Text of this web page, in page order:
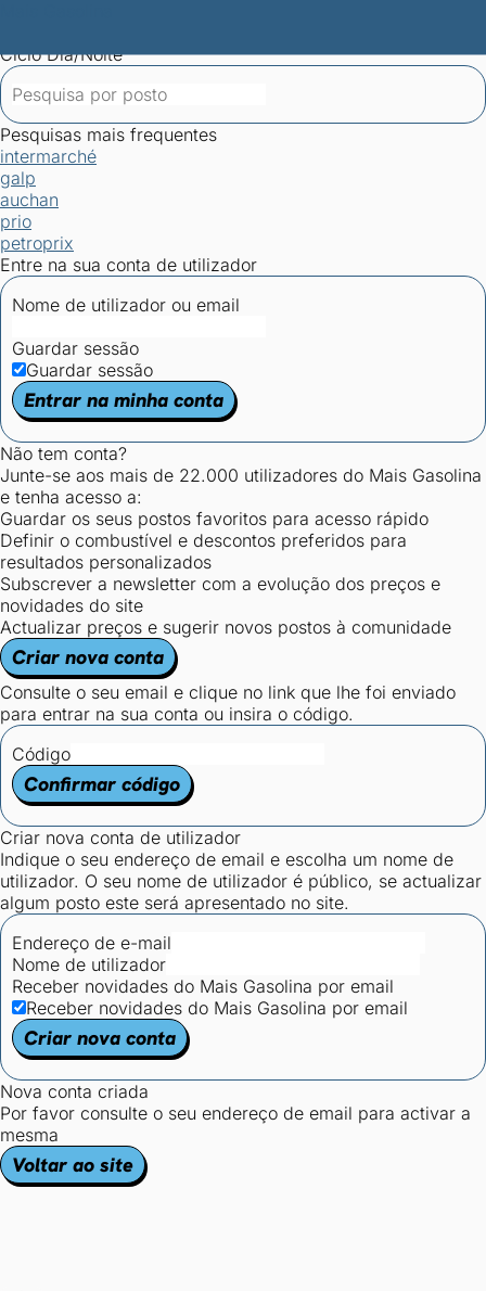
Ciclo Dia/Noite
Pesquisas mais frequentes
intermarché
galp
auchan
prio
petroprix
Entre na sua conta de utilizador
Nome de utilizador ou email
Guardar sessão
Guardar sessão
Entrar na minha conta
Não tem conta?
Junte-se aos mais de 22.000 utilizadores do Mais Gasolina
e tenha acesso a:
Guardar os seus postos favoritos para acesso rápido
Definir o combustível e descontos preferidos para
resultados personalizados
Subscrever a newsletter com a evolução dos preços e
novidades do site
Actualizar preços e sugerir novos postos à comunidade
Criar nova conta
Consulte o seu email e clique no link que lhe foi enviado
para entrar na sua conta ou insira o código.
Código
Confirmar código
Criar nova conta de utilizador
Indique o seu endereço de email e escolha um nome de
utilizador. O seu nome de utilizador é público, se actualizar
algum posto este será apresentado no site.
Endereço de e-mail
Nome de utilizador
Receber novidades do Mais Gasolina por email
Receber novidades do Mais Gasolina por email
Criar nova conta
Nova conta criada
Por favor consulte o seu endereço de email para activar a
mesma
Voltar ao site